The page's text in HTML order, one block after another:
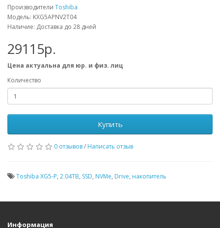
Производители Toshiba
Модель: KXG5APNV2T04
Наличие: Доставка до 28 дней
29115р.
Цена актуальна для юр. и физ. лиц
Количество
Купить
0 отзывов/ Написать отзыв
Toshiba XG5-P, 2.04TB, SSD, NVMe, Drive, накопитель
Информация